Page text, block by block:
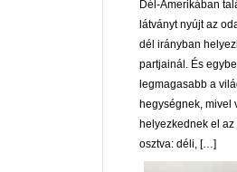
Dél-Amerikában
látványt nyújt az
dél irányban
partjainál. És
legmagasabb a
hegységnek, mivel
helyezkednek el
osztva: déli, […]